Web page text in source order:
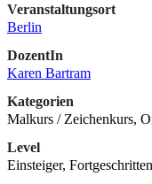
Veranstaltungsort
Berlin
DozentIn
Karen Bartram
Kategorien
Malkurs / Zeichenkurs,
Level
Einsteiger,